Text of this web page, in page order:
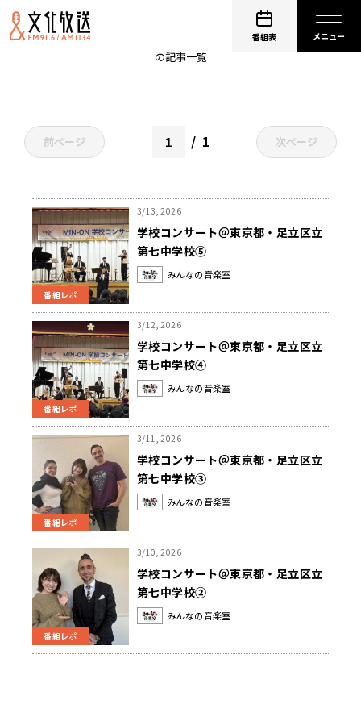
番組表
アルゼンチンタンゴ
の記事一覧
前ページ 1 次ページ
番組レポ
3/13, 2026
学校コンサート＠東京都・足立区立
第七中学校⑤
みんなの音楽室
番組レポ
3/12, 2026
学校コンサート＠東京都・足立区立
第七中学校④
みんなの音楽室
番組レポ
3/11, 2026
学校コンサート＠東京都・足立区立
第七中学校③
みんなの音楽室
番組レポ
3/10, 2026
学校コンサート＠東京都・足立区立
第七中学校②
みんなの音楽室